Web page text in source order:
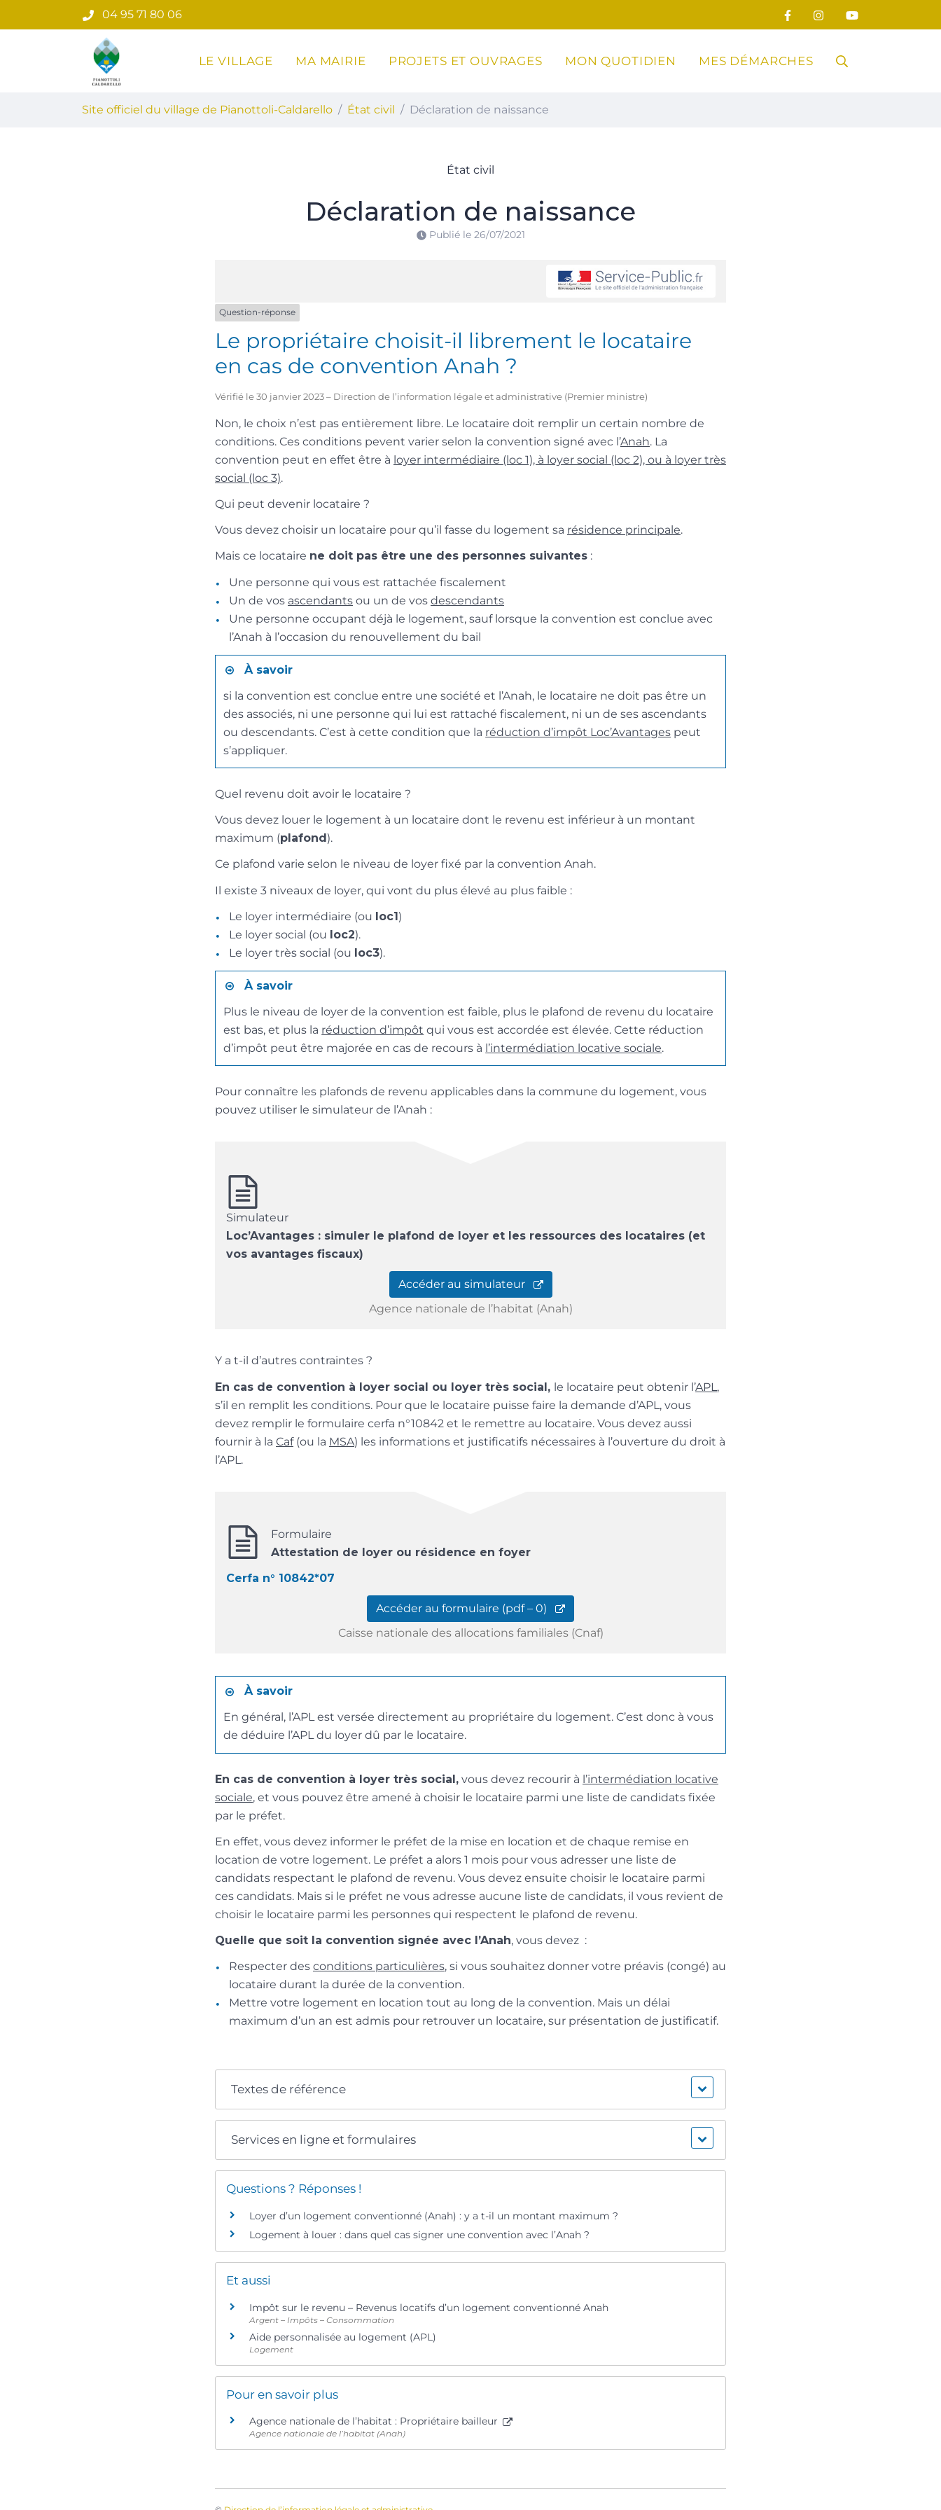
au
04 95 71 80 06
Site officiel du village de Pianottoli-Caldarello
LE VILLAGE MA MAIRIE PROJETS ET OUVRAGES MON QUOTIDIEN MES DÉMARCHES RECHERCHE
Site officiel du village de Pianottoli-Caldarello État civil Déclaration de naissance
État civil
Déclaration de naissance
Publié le 26/07/2021
Question-réponse
Le propriétaire choisit-il librement le locataire
en cas de convention Anah ?
Vérifié le 30 janvier 2023 – Direction de l’information légale et administrative (Premier ministre)
Non, le choix n’est pas entièrement libre. Le locataire doit remplir un certain nombre de
conditions. Ces conditions pevent varier selon la convention signé avec l’Anah. La
convention peut en effet être à loyer intermédiaire (loc 1), à loyer social (loc 2), ou à loyer très
social (loc 3).
Qui peut devenir locataire ?
Vous devez choisir un locataire pour qu’il fasse du logement sa résidence principale.
Mais ce locataire ne doit pas être une des personnes suivantes :
Une personne qui vous est rattachée fiscalement
Un de vos ascendants ou un de vos descendants
Une personne occupant déjà le logement, sauf lorsque la convention est conclue avec
l’Anah à l’occasion du renouvellement du bail
À savoir
si la convention est conclue entre une société et l’Anah, le locataire ne doit pas être un
des associés, ni une personne qui lui est rattaché fiscalement, ni un de ses ascendants
ou descendants. C’est à cette condition que la réduction d’impôt Loc’Avantages peut
s’appliquer.
Quel revenu doit avoir le locataire ?
Vous devez louer le logement à un locataire dont le revenu est inférieur à un montant
maximum (plafond ).
Ce plafond varie selon le niveau de loyer fixé par la convention Anah.
Il existe 3 niveaux de loyer, qui vont du plus élevé au plus faible :
Le loyer intermédiaire (ou loc1)
Le loyer social (ou loc2).
Le loyer très social (ou loc3).
À savoir
Plus le niveau de loyer de la convention est faible, plus le plafond de revenu du locataire
est bas, et plus la réduction d’impôt qui vous est accordée est élevée. Cette réduction
d’impôt peut être majorée en cas de recours à l’intermédiation locative sociale.
Pour connaître les plafonds de revenu applicables dans la commune du logement, vous
pouvez utiliser le simulateur de l’Anah :
Simulateur
Loc’Avantages : simuler le plafond de loyer et les ressources des locataires (et
vos avantages fiscaux)
Accéder au simulateur
Agence nationale de l’habitat (Anah)
Y a t-il d’autres contraintes ?
En cas de convention à loyer social ou loyer très social, le locataire peut obtenir l’APL ,
s’il en remplit les conditions. Pour que le locataire puisse faire la demande d’APL, vous
devez remplir le formulaire cerfa n°10842 et le remettre au locataire. Vous devez aussi
fournir à la Caf(ou la MSA) les informations et justificatifs nécessaires à l’ouverture du droit à
l’APL.
Formulaire
Attestation de loyer ou résidence en foyer
Cerfa n° 10842*07
Accéder au formulaire (pdf – 0)
Caisse nationale des allocations familiales (Cnaf)
À savoir
En général, l’APL est versée directement au propriétaire du logement. C’est donc à vous
de déduire l’APL du loyer dû par le locataire.
En cas de convention à loyer très social, vous devez recourir à l’intermédiation locative
sociale, et vous pouvez être amené à choisir le locataire parmi une liste de candidats fixée
par le préfet.
En effet, vous devez informer le préfet de la mise en location et de chaque remise en
location de votre logement. Le préfet a alors 1 mois pour vous adresser une liste de
candidats respectant le plafond de revenu. Vous devez ensuite choisir le locataire parmi
ces candidats. Mais si le préfet ne vous adresse aucune liste de candidats, il vous revient de
choisir le locataire parmi les personnes qui respectent le plafond de revenu.
Quelle que soit la convention signée avec l’Anah, vous devez :
Respecter des conditions particulières, si vous souhaitez donner votre préavis (congé) au
locataire durant la durée de la convention.
Mettre votre logement en location tout au long de la convention. Mais un délai
maximum d’un an est admis pour retrouver un locataire, sur présentation de justificatif.
Textes de référence
Services en ligne et formulaires
Questions ? Réponses !
Loyer d’un logement conventionné (Anah) : y a t-il un montant maximum ?
Logement à louer : dans quel cas signer une convention avec l’Anah ?
Et aussi
Impôt sur le revenu – Revenus locatifs d’un logement conventionné Anah
Argent – Impôts – Consommation
Aide personnalisée au logement (APL)
Logement
Pour en savoir plus
Agence nationale de l’habitat : Propriétaire bailleur
Agence nationale de l’habitat (Anah)